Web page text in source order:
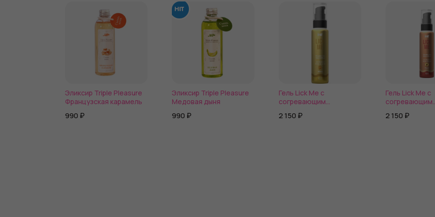
Эликсир Triple Pleasure
Французская карамель
990 ₽
Эликсир Triple Pleasure
Медовая дыня
990 ₽
Гель Lick Me с
согревающим
мёда - 50 мл.
2 150 ₽
Гель Lick Me с
согревающим
персика - 50 мл.
2 150 ₽